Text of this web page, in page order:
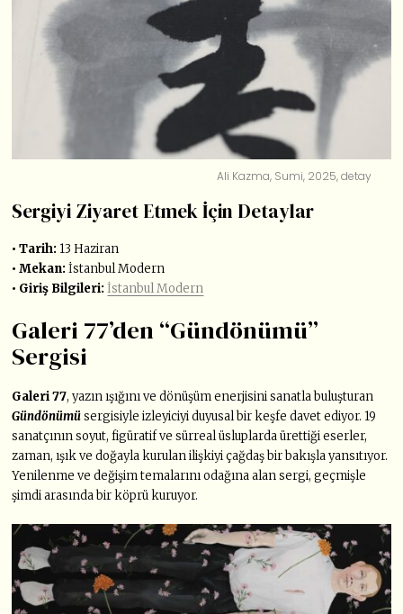
Ali Kazma, Sumi, 2025, detay
Sergiyi Ziyaret Etmek İçin Detaylar
• Tarih: 13 Haziran
• Mekan:İstanbul Modern
• Giriş Bilgileri:İstanbul Modern
Galeri 77’den “Gündönümü”
Sergisi
Galeri 77, yazın ışığını ve dönüşüm enerjisini sanatla buluşturan
Gündönümü sergisiyle izleyiciyi duyusal bir keşfe davet ediyor. 19
sanatçının soyut, figüratif ve sürreal üsluplarda ürettiği eserler,
zaman, ışık ve doğayla kurulan ilişkiyi çağdaş bir bakışla yansıtıyor.
Yenilenme ve değişim temalarını odağına alan sergi, geçmişle
şimdi arasında bir köprü kuruyor.